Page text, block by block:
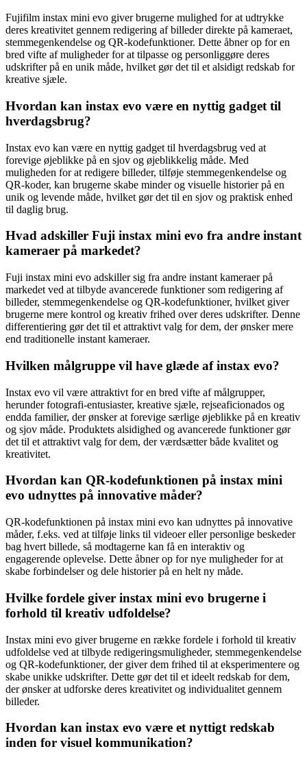
Fujifilm instax mini evo giver brugerne mulighed for at udtrykke
deres kreativitet gennem redigering af billeder direkte på kameraet,
stemmegenkendelse og QR-kodefunktioner. Dette åbner op for en
bred vifte af muligheder for at tilpasse og personliggøre deres
udskrifter på en unik måde, hvilket gør det til et alsidigt redskab for
kreative sjæle.
Hvordan kan instax evo være en nyttig gadget til
hverdagsbrug?
Instax evo kan være en nyttig gadget til hverdagsbrug ved at
forevige øjeblikke på en sjov og øjeblikkelig måde. Med
muligheden for at redigere billeder, tilføje stemmegenkendelse og
QR-koder, kan brugerne skabe minder og visuelle historier på en
unik og levende måde, hvilket gør det til en sjov og praktisk enhed
til daglig brug.
Hvad adskiller Fuji instax mini evo fra andre instant
kameraer på markedet?
Fuji instax mini evo adskiller sig fra andre instant kameraer på
markedet ved at tilbyde avancerede funktioner som redigering af
billeder, stemmegenkendelse og QR-kodefunktioner, hvilket giver
brugerne mere kontrol og kreativ frihed over deres udskrifter. Denne
differentiering gør det til et attraktivt valg for dem, der ønsker mere
end traditionelle instant kameraer.
Hvilken målgruppe vil have glæde af instax evo?
Instax evo vil være attraktivt for en bred vifte af målgrupper,
herunder fotografi-entusiaster, kreative sjæle, rejseaficionados og
endda familier, der ønsker at forevige særlige øjeblikke på en kreativ
og sjov måde. Produktets alsidighed og avancerede funktioner gør
det til et attraktivt valg for dem, der værdsætter både kvalitet og
kreativitet.
Hvordan kan QR-kodefunktionen på instax mini
evo udnyttes på innovative måder?
QR-kodefunktionen på instax mini evo kan udnyttes på innovative
måder, f.eks. ved at tilføje links til videoer eller personlige beskeder
bag hvert billede, så modtagerne kan få en interaktiv og
engagerende oplevelse. Dette åbner op for nye muligheder for at
skabe forbindelser og dele historier på en helt ny måde.
Hvilke fordele giver instax mini evo brugerne i
forhold til kreativ udfoldelse?
Instax mini evo giver brugerne en række fordele i forhold til kreativ
udfoldelse ved at tilbyde redigeringsmuligheder, stemmegenkendelse
og QR-kodefunktioner, der giver dem frihed til at eksperimentere og
skabe unikke udskrifter. Dette gør det til et ideelt redskab for dem,
der ønsker at udforske deres kreativitet og individualitet gennem
billeder.
Hvordan kan instax evo være et nyttigt redskab
inden for visuel kommunikation?